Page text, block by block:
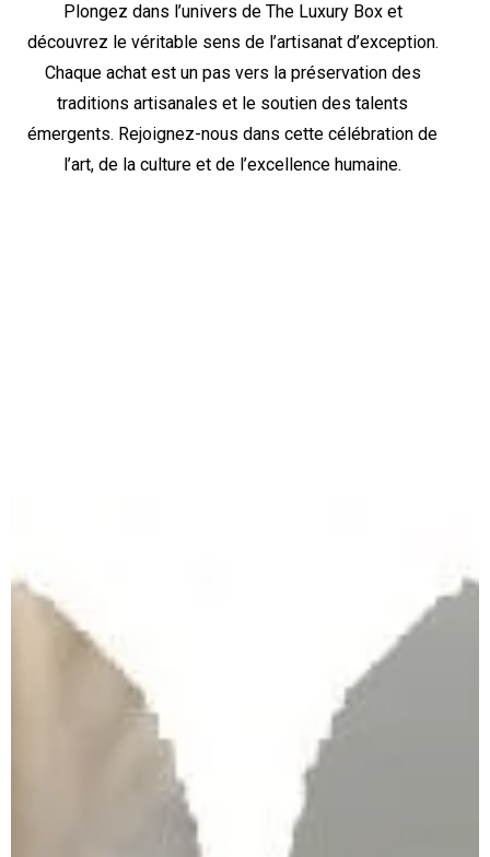
Plongez dans l’univers de The Luxury Box et
découvrez le véritable sens de l’artisanat d’exception.
Chaque achat est un pas vers la préservation des
traditions artisanales et le soutien des talents
émergents. Rejoignez-nous dans cette célébration de
l’art, de la culture et de l’excellence humaine.